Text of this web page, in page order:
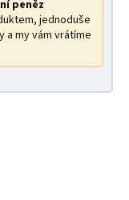
peněz
jednoduše
a my vám vrátíme